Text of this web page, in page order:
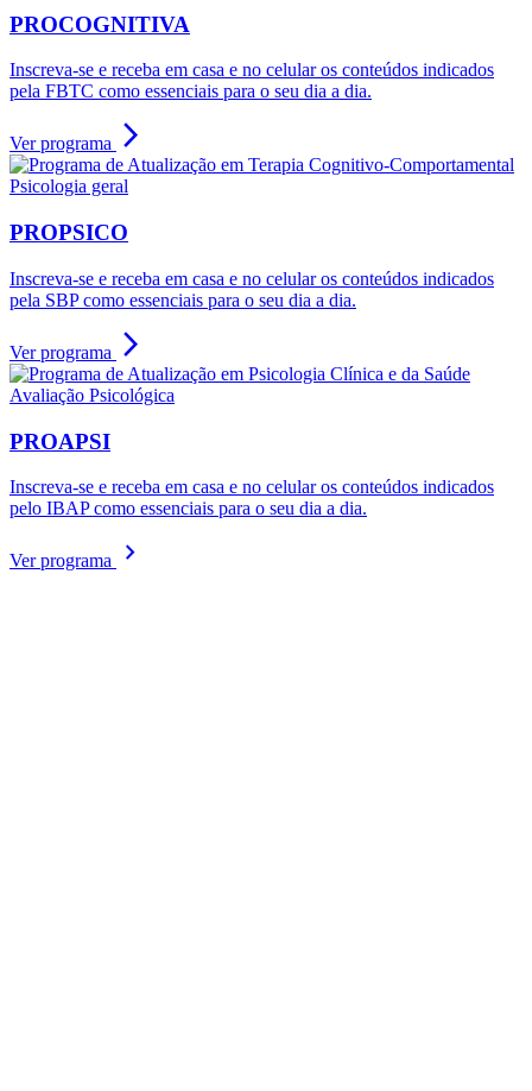
PROCOGNITIVA
Inscreva-se e receba em casa e no celular os conteúdos indicados
pela FBTC como essenciais para o seu dia a dia.
Ver programa arrow_forward_ios
Psicologia geral
PROPSICO
Inscreva-se e receba em casa e no celular os conteúdos indicados
pela SBP como essenciais para o seu dia a dia.
Ver programa arrow_forward_ios
Avaliação Psicológica
PROAPSI
Inscreva-se e receba em casa e no celular os conteúdos indicados
pelo IBAP como essenciais para o seu dia a dia.
Ver programa chevron_right